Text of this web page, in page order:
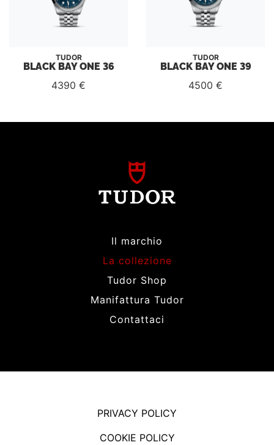
TUDOR
BLACK BAY ONE 36
4390 €
TUDOR
BLACK BAY ONE 39
4500 €
Il marchio
La collezione
Tudor Shop
Manifattura Tudor
Contattaci
PRIVACY POLICY
COOKIE POLICY